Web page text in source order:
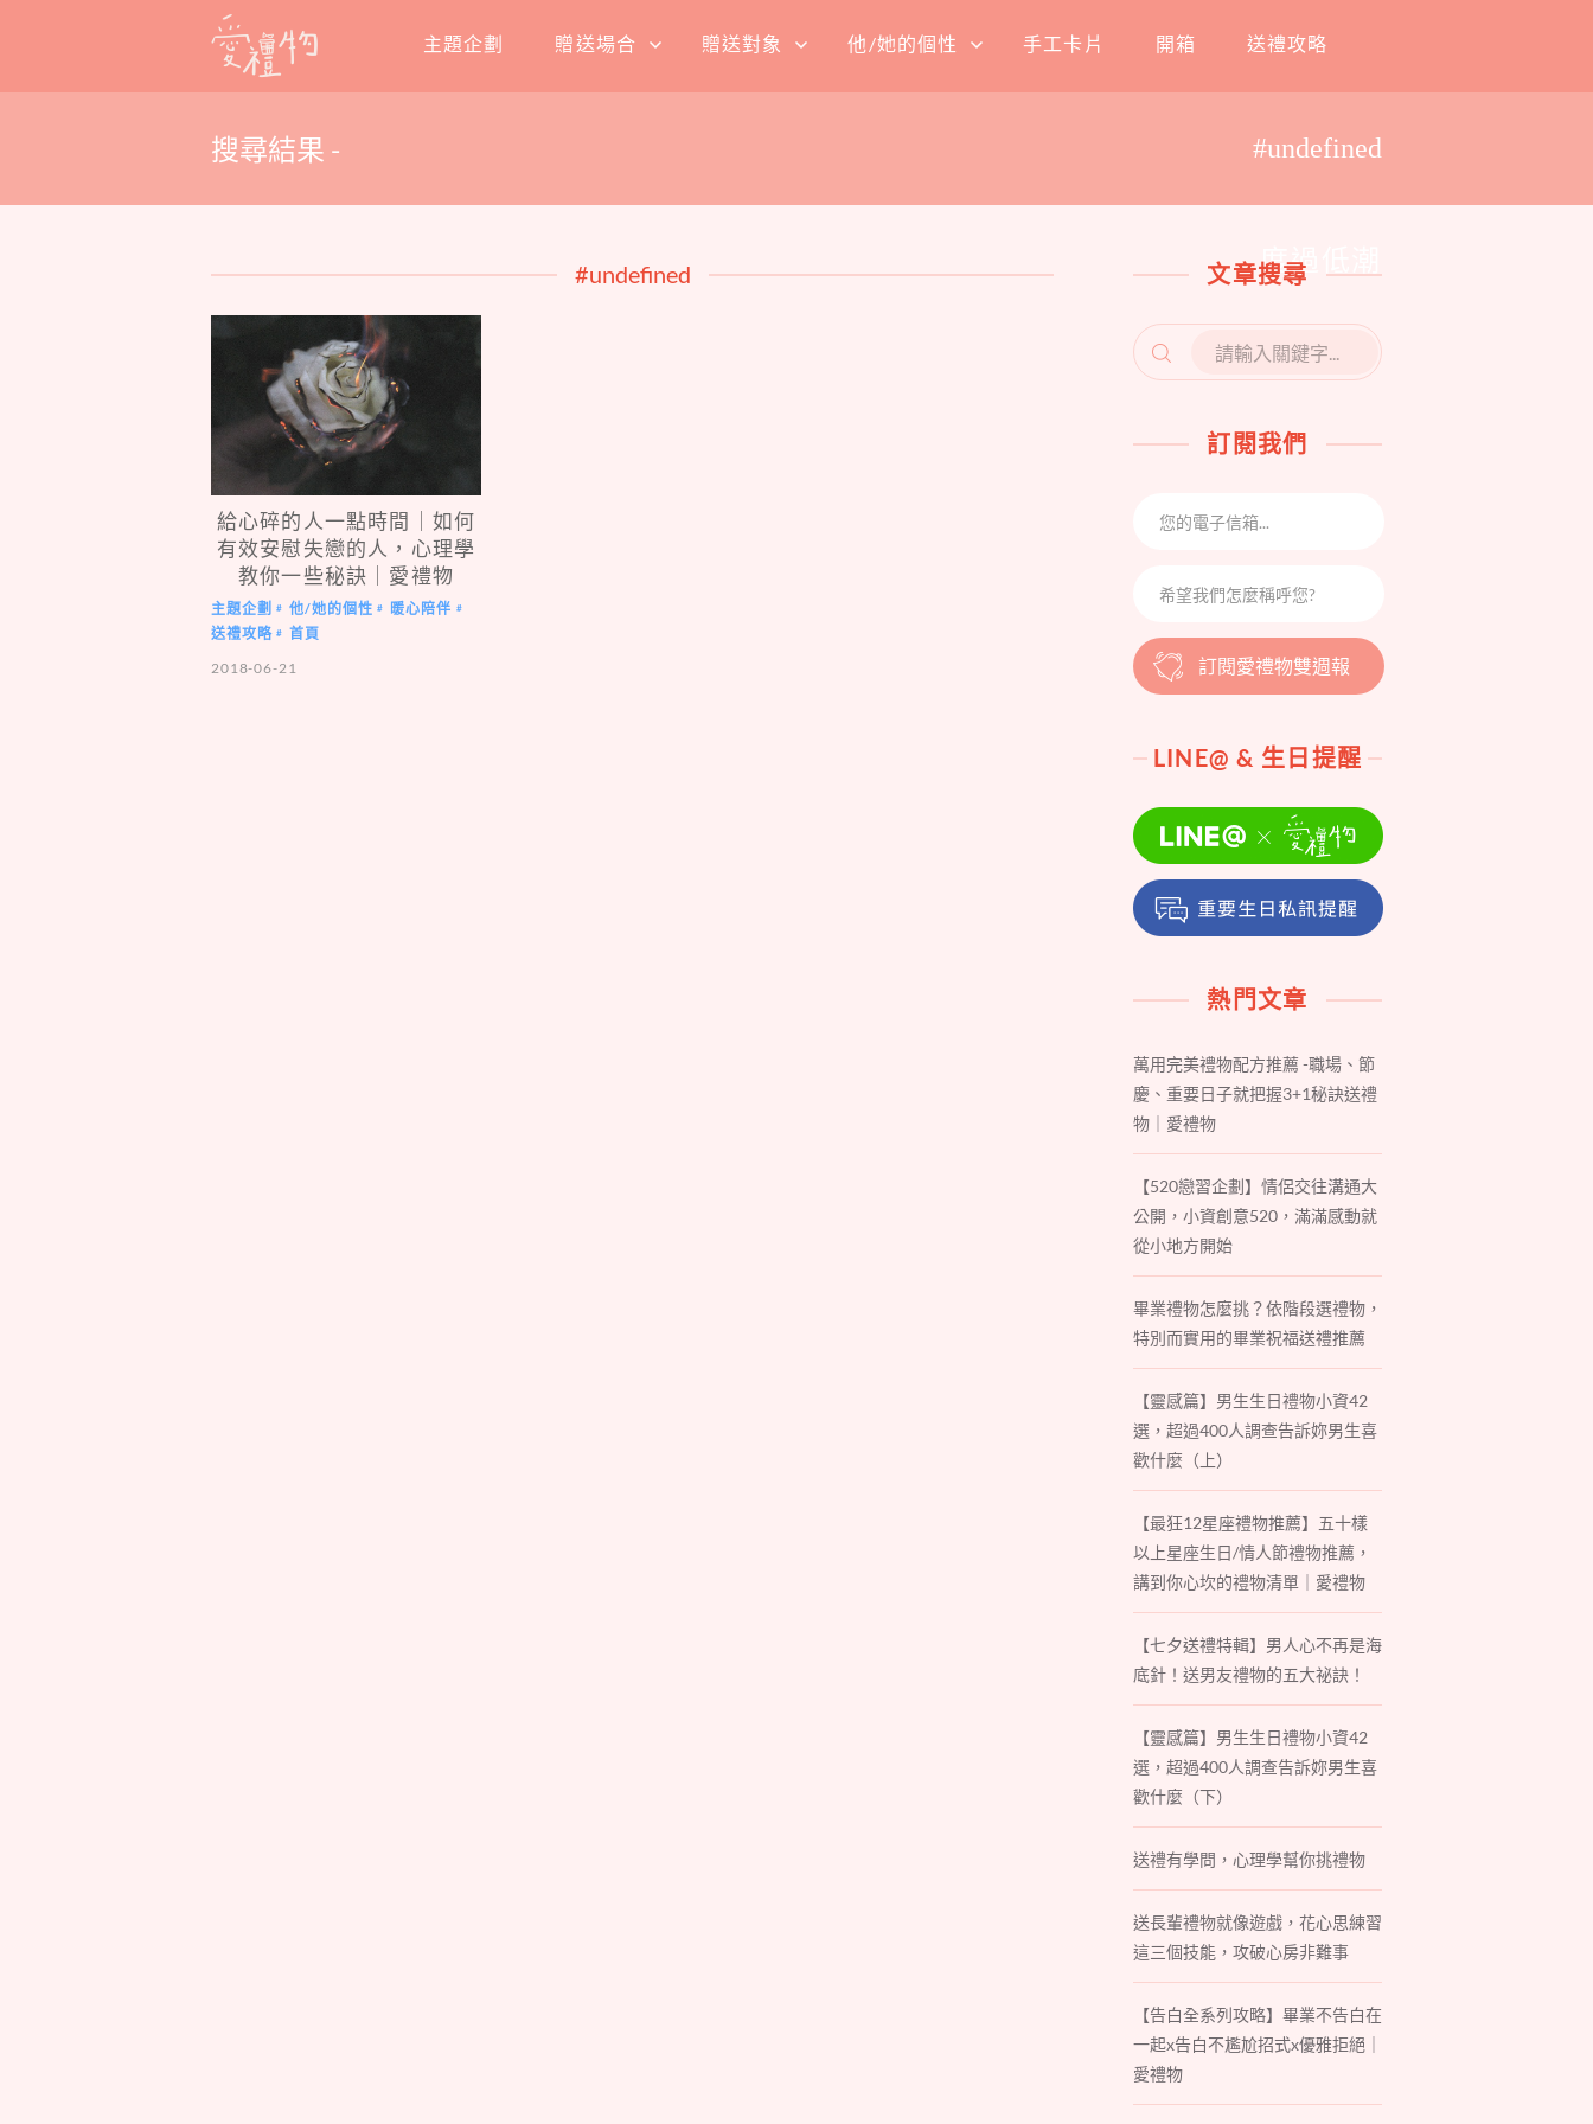
content
主題企劃 贈送場合 贈送對象 他/她的個性 手工卡片 開箱 送禮攻略
搜尋結果 - #undefined
度過低潮
#undefined
給心碎的人一點時間｜如何
有效安慰失戀的人，心理學
教你一些秘訣｜愛禮物
主題企劃 # 他/她的個性 # 暖心陪伴 #
送禮攻略 #
首頁
2018-06-21
文章搜尋
SEARCH
FOR:
訂閱我們
訂閱愛禮物雙週報
LINE@ & 生日提醒
熱門文章
萬用完美禮物配方推薦 -職場、節
慶、重要日子就把握3+1秘訣送禮
物｜愛禮物
【520戀習企劃】情侶交往溝通大
公開，小資創意520，滿滿感動就
從小地方開始
畢業禮物怎麼挑？依階段選禮物，
特別而實用的畢業祝福送禮推薦
【靈感篇】男生生日禮物小資42
選，超過400人調查告訴妳男生喜
歡什麼（上）
【最狂12星座禮物推薦】五十樣
以上星座生日/情人節禮物推薦，
講到你心坎的禮物清單｜愛禮物
【七夕送禮特輯】男人心不再是海
底針！送男友禮物的五大祕訣！
【靈感篇】男生生日禮物小資42
選，超過400人調查告訴妳男生喜
歡什麼（下）
送禮有學問，心理學幫你挑禮物
送長輩禮物就像遊戲，花心思練習
這三個技能，攻破心房非難事
【告白全系列攻略】畢業不告白在
一起x告白不尷尬招式x優雅拒絕｜
愛禮物